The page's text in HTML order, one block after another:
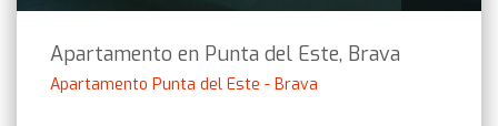
Apartamento en Punta del Este, Brava
Apartamento Punta del Este - Brava